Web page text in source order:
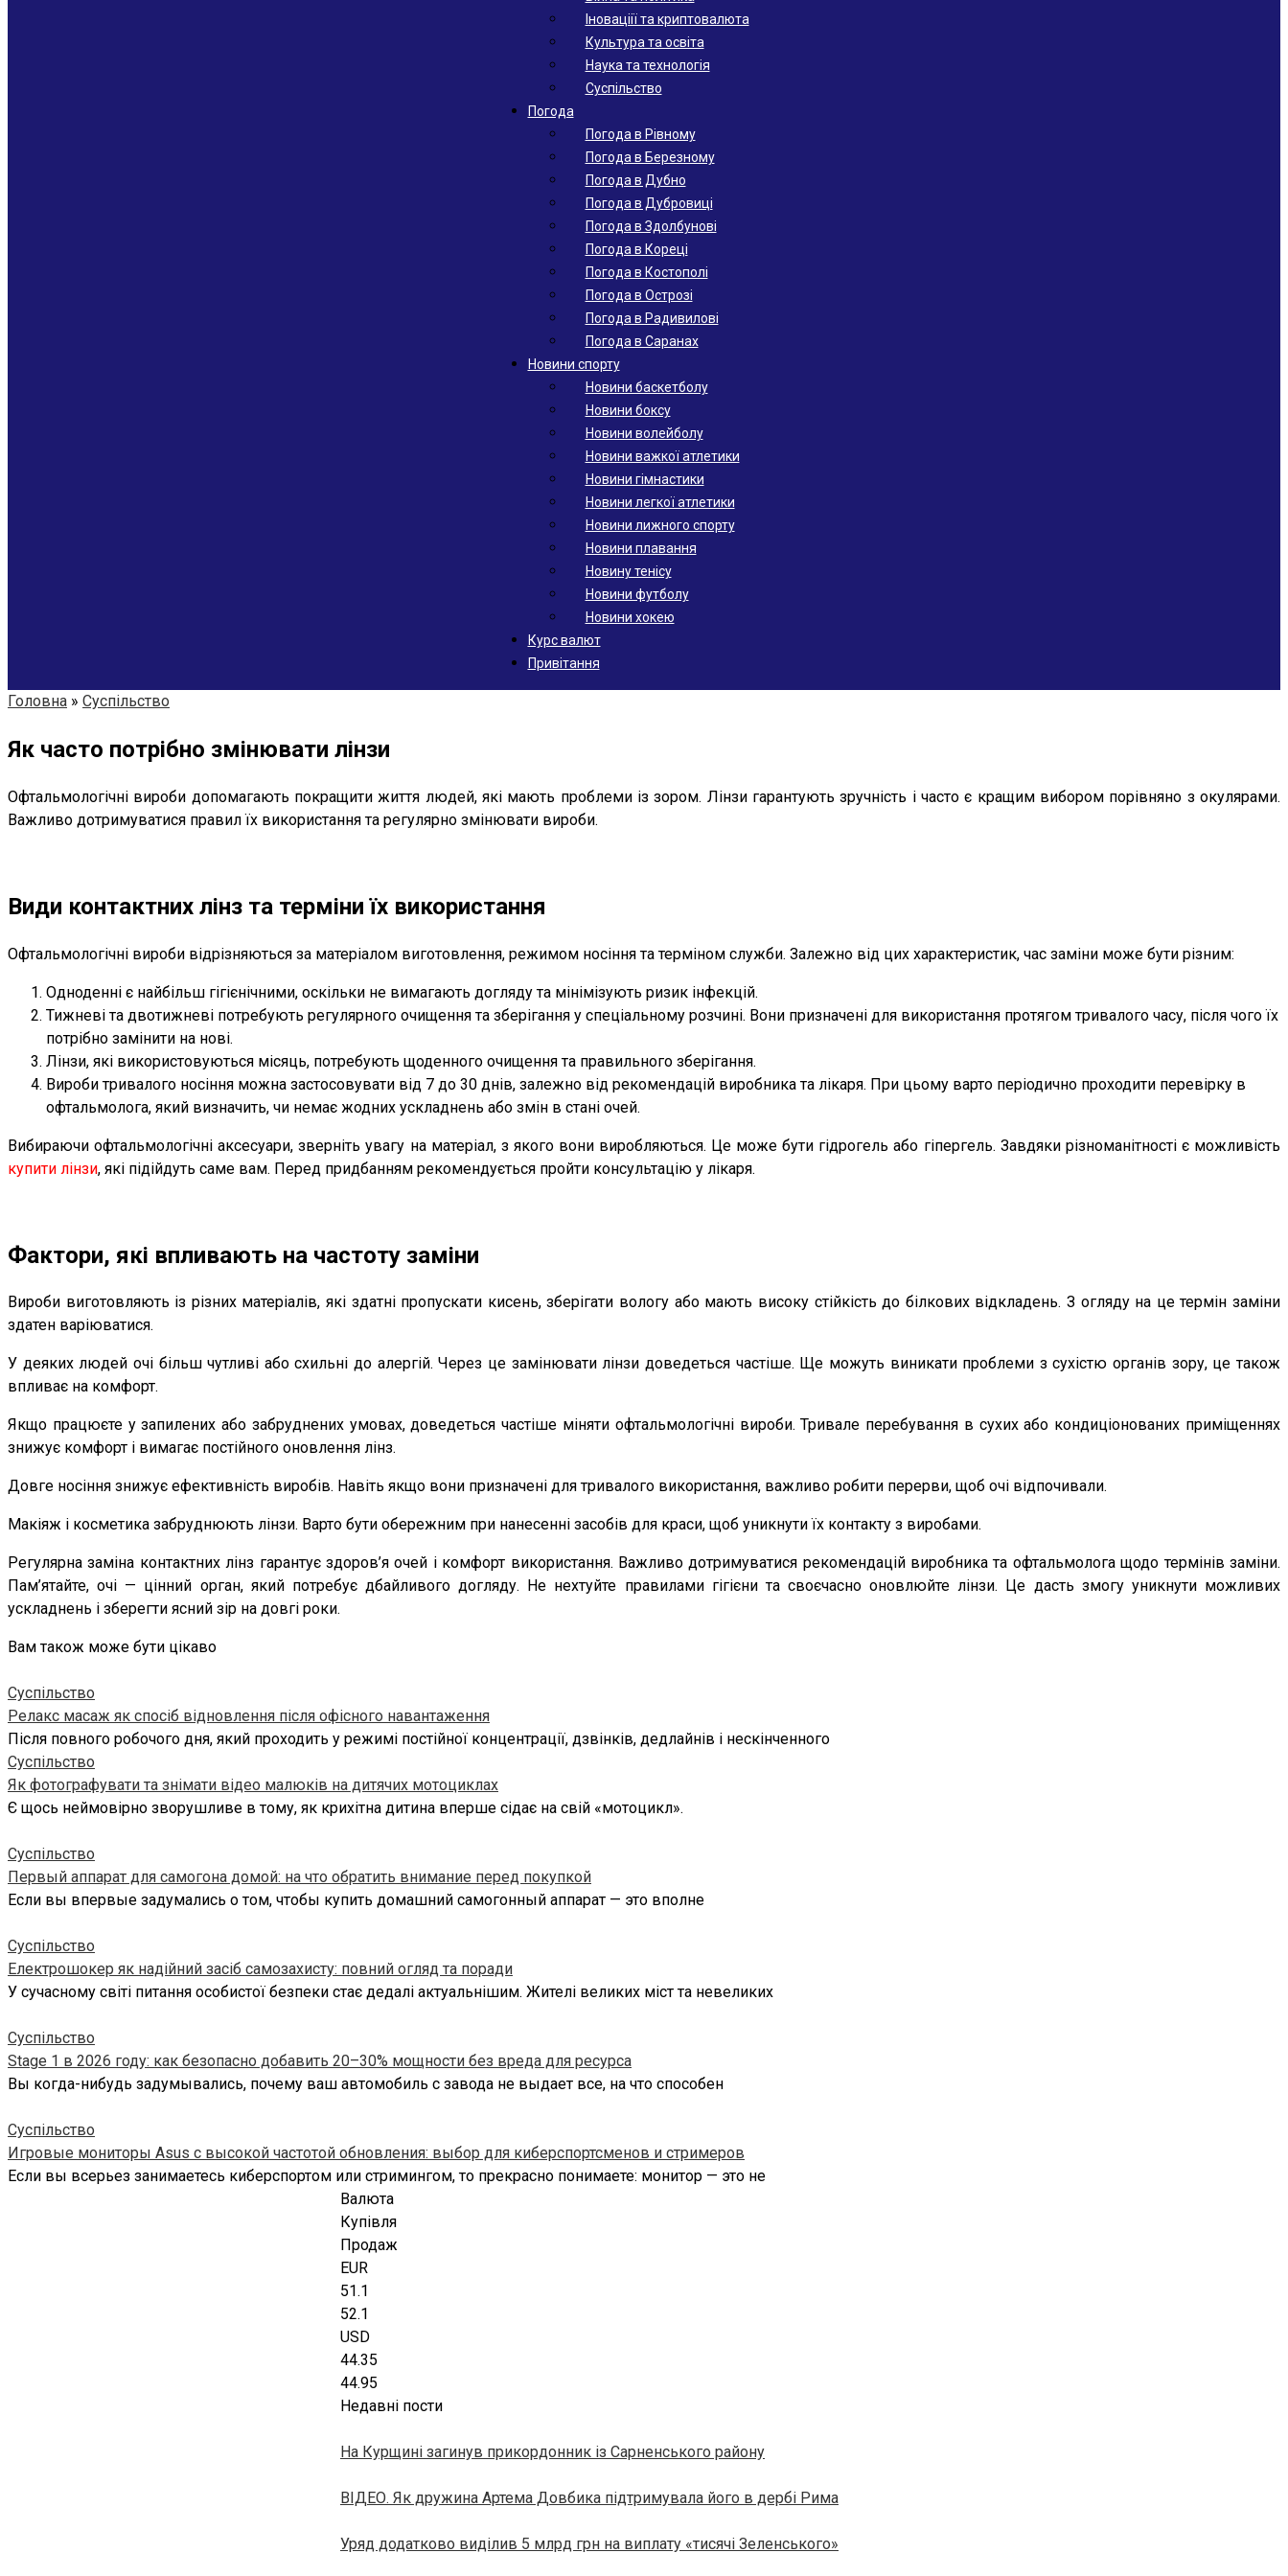
Іноваціії та криптовалюта
Культура та освіта
Наука та технологія
Суспільство
Погода
Погода в Рівному
Погода в Березному
Погода в Дубно
Погода в Дубровиці
Погода в Здолбунові
Погода в Кореці
Погода в Костополі
Погода в Острозі
Погода в Радивилові
Погода в Саранах
Новини спорту
Новини баскетболу
Новини боксу
Новини волейболу
Новини важкої атлетики
Новини гімнастики
Новини легкої атлетики
Новини лижного спорту
Новини плавання
Новину тенісу
Новини футболу
Новини хокею
Курс валют
Привітання
Головна » Суспільство
Як часто потрібно змінювати лінзи
Офтальмологічні вироби допомагають покращити життя людей, які мають проблеми із зором. Лінзи гарантують зручність і часто є кращим вибором порівняно з окулярами.
Важливо дотримуватися правил їх використання та регулярно змінювати вироби.
Види контактних лінз та терміни їх використання
Офтальмологічні вироби відрізняються за матеріалом виготовлення, режимом носіння та терміном служби. Залежно від цих характеристик, час заміни може бути різним:
Одноденні є найбільш гігієнічними, оскільки не вимагають догляду та мінімізують ризик інфекцій.
Тижневі та двотижневі потребують регулярного очищення та зберігання у спеціальному розчині. Вони призначені для використання протягом тривалого часу, після чого їх
потрібно замінити на нові.
Лінзи, які використовуються місяць, потребують щоденного очищення та правильного зберігання.
Вироби тривалого носіння можна застосовувати від 7 до 30 днів, залежно від рекомендацій виробника та лікаря. При цьому варто періодично проходити перевірку в
офтальмолога, який визначить, чи немає жодних ускладнень або змін в стані очей.
Вибираючи офтальмологічні аксесуари, зверніть увагу на матеріал, з якого вони виробляються. Це може бути гідрогель або гіпергель. Завдяки різноманітності є можливість
купити лінзи, які підійдуть саме вам. Перед придбанням рекомендується пройти консультацію у лікаря.
Фактори, які впливають на частоту заміни
Вироби виготовляють із різних матеріалів, які здатні пропускати кисень, зберігати вологу або мають високу стійкість до білкових відкладень. З огляду на це термін заміни
здатен варіюватися.
У деяких людей очі більш чутливі або схильні до алергій. Через це замінювати лінзи доведеться частіше. Ще можуть виникати проблеми з сухістю органів зору, це також
впливає на комфорт.
Якщо працюєте у запилених або забруднених умовах, доведеться частіше міняти офтальмологічні вироби. Тривале перебування в сухих або кондиціонованих приміщеннях
знижує комфорт і вимагає постійного оновлення лінз.
Довге носіння знижує ефективність виробів. Навіть якщо вони призначені для тривалого використання, важливо робити перерви, щоб очі відпочивали.
Макіяж і косметика забруднюють лінзи. Варто бути обережним при нанесенні засобів для краси, щоб уникнути їх контакту з виробами.
Регулярна заміна контактних лінз гарантує здоров’я очей і комфорт використання. Важливо дотримуватися рекомендацій виробника та офтальмолога щодо термінів заміни.
Пам’ятайте, очі — цінний орган, який потребує дбайливого догляду. Не нехтуйте правилами гігієни та своєчасно оновлюйте лінзи. Це дасть змогу уникнути можливих
ускладнень і зберегти ясний зір на довгі роки.
Вам також може бути цікаво
Суспільство
Релакс масаж як спосіб відновлення після офісного навантаження
Після повного робочого дня, який проходить у режимі постійної концентрації, дзвінків, дедлайнів і нескінченного
Суспільство
Як фотографувати та знімати відео малюків на дитячих мотоциклах
Є щось неймовірно зворушливе в тому, як крихітна дитина вперше сідає на свій «мотоцикл».
Суспільство
Первый аппарат для самогона домой: на что обратить внимание перед покупкой
Если вы впервые задумались о том, чтобы купить домашний самогонный аппарат — это вполне
Суспільство
Електрошокер як надійний засіб самозахисту: повний огляд та поради
У сучасному світі питання особистої безпеки стає дедалі актуальнішим. Жителі великих міст та невеликих
Суспільство
Stage 1 в 2026 году: как безопасно добавить 20–30% мощности без вреда для ресурса
Вы когда-нибудь задумывались, почему ваш автомобиль с завода не выдает все, на что способен
Суспільство
Игровые мониторы Asus с высокой частотой обновления: выбор для киберспортсменов и стримеров
Если вы всерьез занимаетесь киберспортом или стримингом, то прекрасно понимаете: монитор — это не
Валюта
Купівля
Продаж
EUR
51.1
52.1
USD
44.35
44.95
Недавні пости
На Курщині загинув прикордонник із Сарненського району
ВІДЕО. Як дружина Артема Довбика підтримувала його в дербі Рима
Уряд додатково виділив 5 млрд грн на виплату «тисячі Зеленського»